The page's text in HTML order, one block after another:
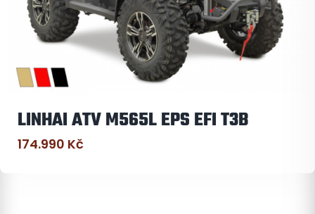
LINHAI ATV M565L EPS EFI T3B
174.990 Kč